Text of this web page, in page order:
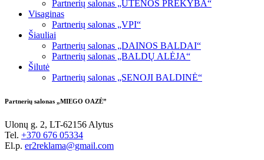
Partnerių salonas „UTENOS PREKYBA“
Visaginas
Partnerių salonas „VPI“
Šiauliai
Partnerių salonas „DAINOS BALDAI“
Partnerių salonas „BALDŲ ALĖJA“
Šilutė
Partnerių salonas „SENOJI BALDINĖ“
Partnerių salonas „MIEGO OAZĖ”
Ulonų g. 2, LT-62156 Alytus
Tel. +370 676 05334
El.p. er2reklama@gmail.com